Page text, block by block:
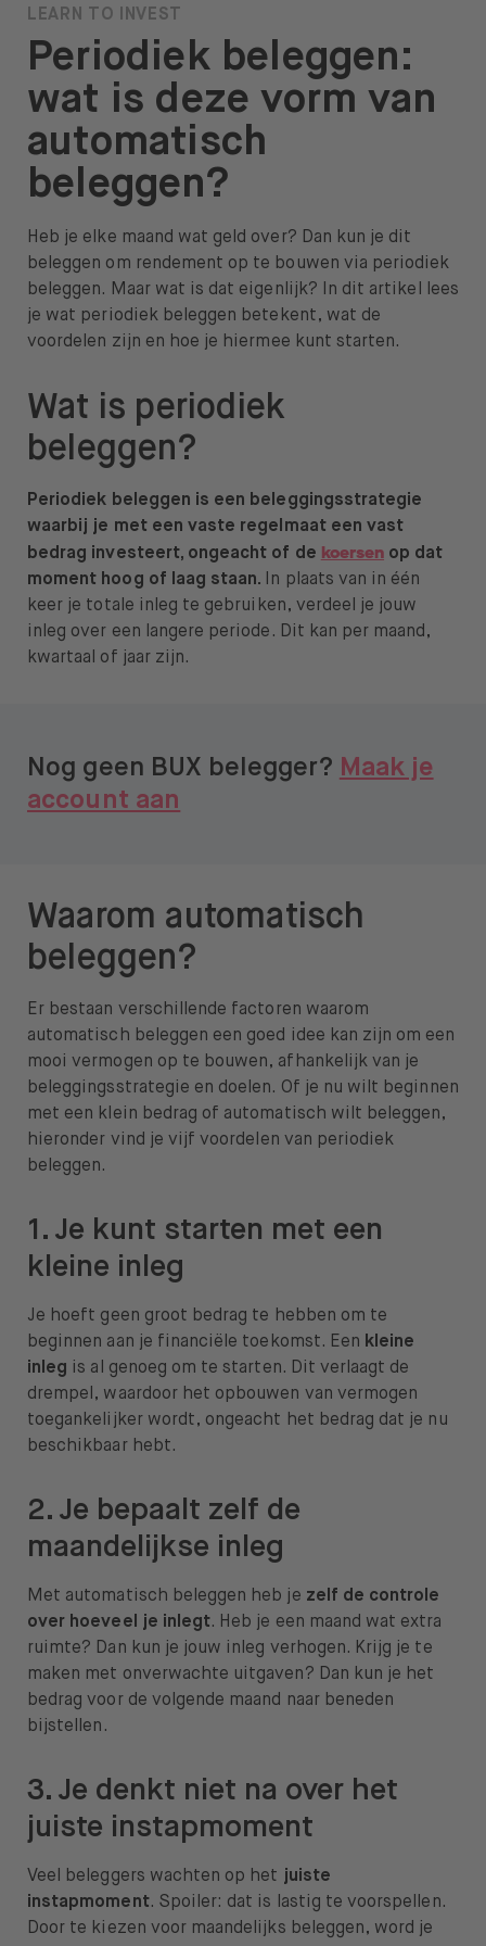
Vacatures
Pers
Help
Overstappen
NL
Open taal menu
Periodiek beleggen:
wat is deze vorm van
automatisch
beleggen?
LEARN TO INVEST
Heb je elke maand wat geld over? Dan kun je dit
beleggen om rendement op te bouwen via periodiek
beleggen. Maar wat is dat eigenlijk? In dit artikel lees
je wat periodiek beleggen betekent, wat de
voordelen zijn en hoe je hiermee kunt starten.
Wat is periodiek
beleggen?
Periodiek beleggen is een beleggingsstrategie
waarbij je met een vaste regelmaat een vast
bedrag investeert, ongeacht of de koersen op dat
moment hoog of laag staan. In plaats van in één
keer je totale inleg te gebruiken, verdeel je jouw
inleg over een langere periode. Dit kan per maand,
kwartaal of jaar zijn.
Nog geen BUX belegger? Maak je
account aan
Waarom automatisch
beleggen?
Er bestaan verschillende factoren waarom
automatisch beleggen een goed idee kan zijn om een
mooi vermogen op te bouwen, afhankelijk van je
beleggingsstrategie en doelen. Of je nu wilt beginnen
met een klein bedrag of automatisch wilt beleggen,
hieronder vind je vijf voordelen van periodiek
beleggen.
1. Je kunt starten met een
kleine inleg
Je hoeft geen groot bedrag te hebben om te
beginnen aan je financiële toekomst. Een kleine
inleg is al genoeg om te starten. Dit verlaagt de
drempel, waardoor het opbouwen van vermogen
toegankelijker wordt, ongeacht het bedrag dat je nu
beschikbaar hebt.
2. Je bepaalt zelf de
maandelijkse inleg
Met automatisch beleggen heb je zelf de controle
over hoeveel je inlegt. Heb je een maand wat extra
ruimte? Dan kun je jouw inleg verhogen. Krijg je te
maken met onverwachte uitgaven? Dan kun je het
bedrag voor de volgende maand naar beneden
bijstellen.
3. Je denkt niet na over het
juiste instapmoment
Veel beleggers wachten op het juiste
instapmoment. Spoiler: dat is lastig te voorspellen.
Door te kiezen voor maandelijks beleggen, word je